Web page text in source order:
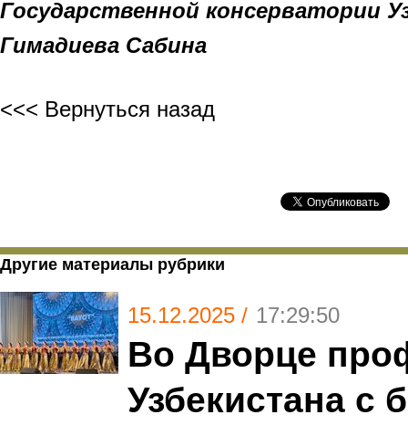
Государственной консерватории
Гимадиева Сабина
<<< Вернуться назад
Другие материалы рубрики
15.12.2025 / 17:29:50
Во Дворце
Узбекистана с